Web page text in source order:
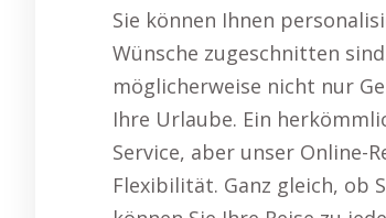
Sie können Ihnen
Wünsche zugeschnitten
möglicherweise nicht nur
Ihre Urlaube. Ein
Service, aber unser Online-
Flexibilität. Ganz gleich, ob